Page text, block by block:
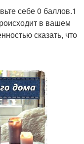
себе 0 баллов.1
в вашем
сказать, что